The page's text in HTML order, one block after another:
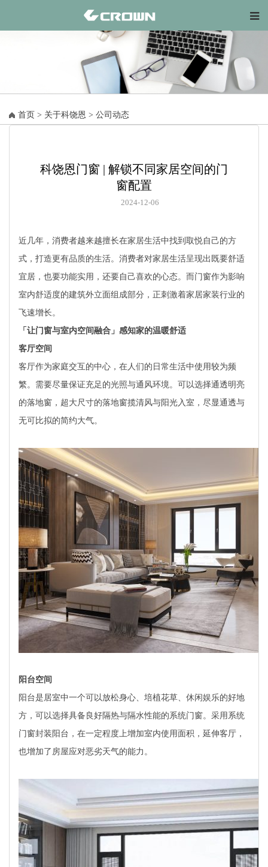
首页 > 关于科饶恩 > 公司动态
科饶恩门窗 | 解锁不同家居空间的门
窗配置
2024-12-06
近几年，消费者越来越擅长在家居生活中找到取悦自己的方
式，打造更有品质的生活。消费者对家居生活呈现出既要舒适
宜居，也要功能实用，还要自己喜欢的心态。而门窗作为影响
室内舒适度的建筑外立面组成部分，正刺激着家居家装行业的
飞速增长。
「让门窗与室内空间融合」感知家的温暖舒适
客厅空间
客厅作为家庭交互的中心，在人们的日常生活中使用较为频
繁。需要尽量保证充足的光照与通风环境。可以选择通透明亮
的落地窗，超大尺寸的落地窗揽清风与阳光入室，尽显通透与
无可比拟的简约大气。
阳台空间
阳台是居室中一个可以放松身心、培植花草、休闲娱乐的好地
方，可以选择具备良好隔热与隔水性能的系统门窗。采用系统
门窗封装阳台，在一定程度上增加室内使用面积，延伸客厅，
也增加了房屋应对恶劣天气的能力。